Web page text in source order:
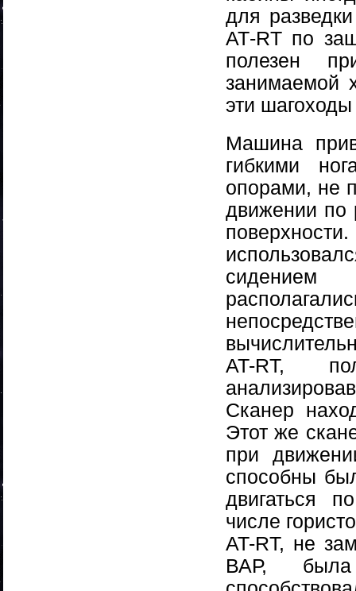
для
АТ-RT по
полезен
занимаемой
эти
Машина
гибкими
опорами, не
движении по
сидением
AT-RT,
Сканер
Этот же
при
способны
двигаться
числе
AT-RT, не
ВАР, была